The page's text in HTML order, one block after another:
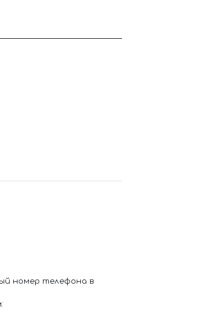
номер телефона в